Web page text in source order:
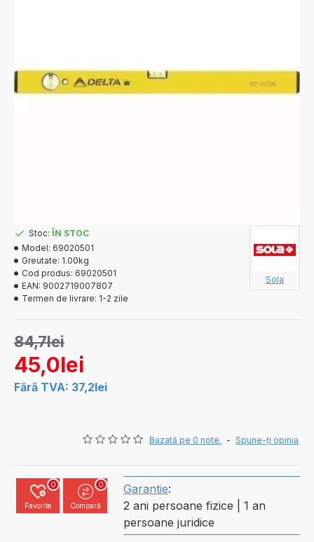
Bazată pe 0 note. - Spune-ţi opinia
45,0lei
84,7lei
Fără TVA: 37,2lei
Stoc: ÎN STOC
Model: 69020501
Greutate: 1.00kg
Cod produs: 69020501
EAN: 9002719007807
Termen de livrare: 1-2 zile
Sola
Favorite
0
Compară
0 Garantie:
2 ani persoane fizice | 1 an
persoane juridice